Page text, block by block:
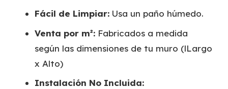
Fácil de Limpiar: Usa un paño húmedo.
Venta por m²: Fabricados a medida
según las dimensiones de tu muro (lLargo
x Alto)
Instalación No Incluida: